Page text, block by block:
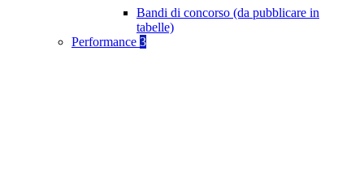
Bandi di concorso (da pubblicare in
tabelle)
Performance 3